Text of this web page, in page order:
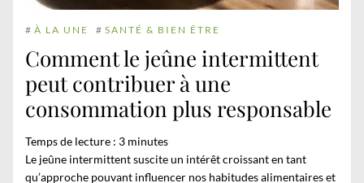
# À LA UNE # SANTÉ & BIEN ÊTRE
Comment le jeûne intermittent
peut contribuer à une
consommation plus responsable
Temps de lecture : 3 minutes
Le jeûne intermittent suscite un intérêt croissant en tant
qu’approche pouvant influencer nos habitudes alimentaires et